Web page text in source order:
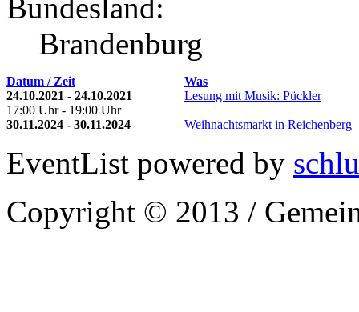
Bundesland:
Brandenburg
Datum / Zeit
Was
24.10.2021 - 24.10.2021
17:00 Uhr - 19:00 Uhr
Lesung mit Musik: Pückler
30.11.2024 - 30.11.2024 Weihnachtsmarkt in Reichenberg
EventList powered by
Copyright © 2013 /